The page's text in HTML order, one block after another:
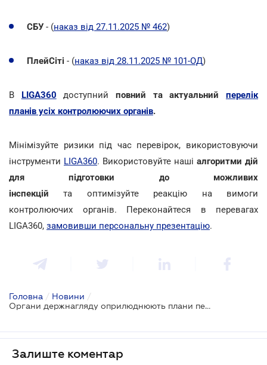
СБУ - (наказ від 27.11.2025 № 462)
ПлейСіті - (наказ від 28.11.2025 № 101-ОД)
В LIGA360 доступнийповний та актуальнийперелік
планів усіх контролюючих органів.
Мінімізуйте ризики під час перевірок, використовуючи
інструменти LIGA360. Використовуйте наші алгоритми дій
для підготовки до можливих
інспекцій та оптимізуйте реакцію на вимоги
контролюючих органів. Переконайтеся в перевагах
LIGA360, замовивши персональну презентацію.
Головна / Новини /
Органи держнагляду оприлюднюють плани перевірок на 2026 рік
Залиште коментар